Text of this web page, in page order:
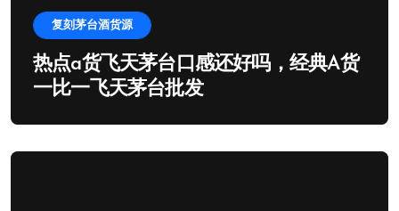
复刻茅台酒货源
热点a货飞天茅台口感还好吗，经典A货
一比一飞天茅台批发